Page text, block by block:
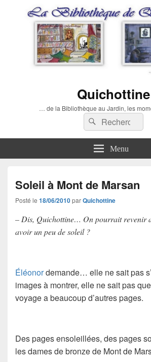
Quichottine
… de la Bibliothèque au Jardin, les
Recherche :
Rechercher
Menu
Soleil à Mont de Marsan
Posté le 18/06/2010parQuichottine
– Dis, Quichottine… On pourrait revenir
avoir un peu de soleil ?
Éléonordemande… elle ne sait pas
images à montrer, elle ne sait pas
voyage a beaucoup d’autres pages.
Des pages ensoleillées, des pages
les dames de bronze de Mont de